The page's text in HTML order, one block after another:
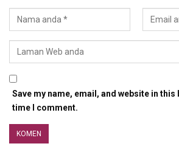
Save my name, email, and website in
time I comment.